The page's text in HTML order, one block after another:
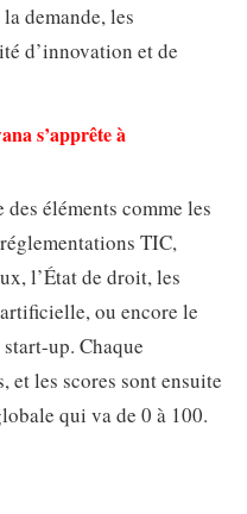
demande, les
d’innovation et de
s’apprête à
éléments comme les
TIC,
l’État de droit, les
ou encore le
up. Chaque
et les scores sont ensuite
qui va de 0 à 100.